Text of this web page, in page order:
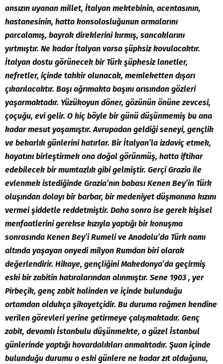
ansızın uyanan millet, İtalyan mektebinin, acentasının,
hastanesinin, hatta konsolosluğunun armalarını
parcalamış, bayrak direklerini kırmış, sancaklarını
yırtmıştır. Ne kadar İtalyan varsa şüphsiz kovulacaktır.
İtalyan dostu görünecek bir Türk şüphesiz lanetler,
nefretler, içinde tahkir olunacak, memleketten dışarı
çıkarılacaktır. Başı ağrımakta başını arısından gözleri
yaşarmaktadır. Yüzükoyun döner, gözünün önüne zevcesi,
çoçuğu, evi gelir. O hiç böyle bir günü düşünmemiş bu ana
kadar mesut yaşamıştır. Avrupadan geldiği seneyi, gençlik
ve bekarlık günlerini hatırlar. Bir İtalyan’la izdaviç etmek,
hayatını birleştirmek ona doğal görünmüş, hatta iftihar
edebilecek bir mumtazlık gibi gelmiştir. Gerçi Grazia ile
evlenmek istediğinde Grazia’nın babası Kenen Bey’in Türk
oluşından dolayı bir barbar, bir medeniyet düşmanına kızını
vermei şiddetle reddetmiştir. Daha sonra ise gerek kişisel
menfaatlerini gerekse kızıyla yaptığı bir konuşma
sonrasında Kenen Bey’i Rumeli ve Anadolu’da Türk namı
altında yaşayan onyedi milyon Rumdan biri olarak
değerlendirir. Hikaye, gençliğini Makedonya’da geçirmiş
eski bir zabitin hatıralarından alınmıştır. Sene 1903 , yer
Pirbeçik, genç zabit halinden ve içinde bulunduğu
ortamdan oldukça şikayetçidir. Bu duruma rağmen kendine
verilen görevleri yerine getirmeye çalışmaktadır. Genç
zabit, devamlı İstanbulu düşünmekte, o güzel İstanbul
günlerinde yaptığı hovardalıkları anmaktadır. Şuan içinde
bulunduğu durumu o eski günlere ne kadar zıt olduğunu,